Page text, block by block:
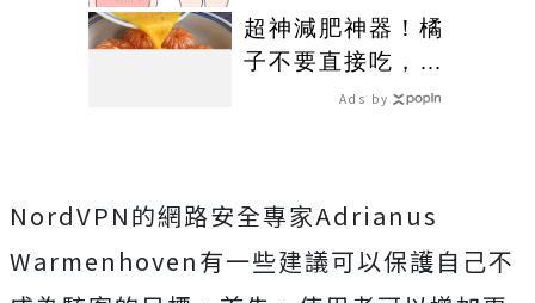
超神減肥神器！橘
子不要直接吃，加
點這個！體重天天
Ads by
NordVPN的網路安全專家Adrianus
Warmenhoven有一些建議可以保護自己不